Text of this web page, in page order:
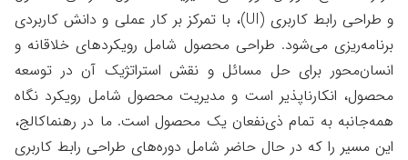
و طراحی رابط کاربری (UI)، با تمرکز بر کار عملی و دانش کاربردی
برنامه‌ریزی می‌شود. طراحی محصول شامل رویکردهای خلاقانه و
انسان‎‌محور برای حل مسائل و نقش استراتژیک آن در توسعه
محصول، انکارناپذیر است و مدیریت محصول شامل رویکرد نگاه
همه‌جانبه به تمام ذی‌نفعان یک محصول است. ما در رهنماکالج،
این مسیر را که در حال حاضر شامل دوره‌های طراحی رابط کاربری